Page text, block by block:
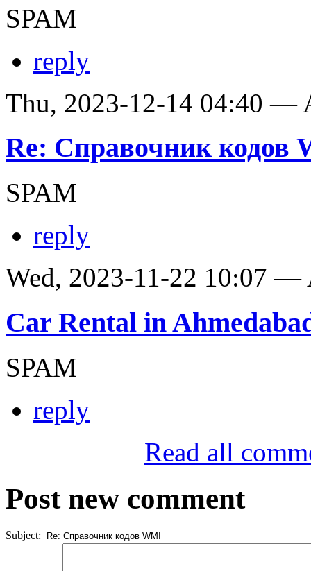
SPAM
reply
Thu, 2023-12-14 04:40 —
Re: Справочник кодов
SPAM
reply
Wed, 2023-11-22 10:07 —
Car Rental in
SPAM
reply
Read all
Post new comment
Subject: